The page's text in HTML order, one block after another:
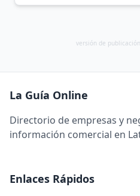
versión de
La Guía Online
Directorio de empresas y
información comercial en
Enlaces Rápidos